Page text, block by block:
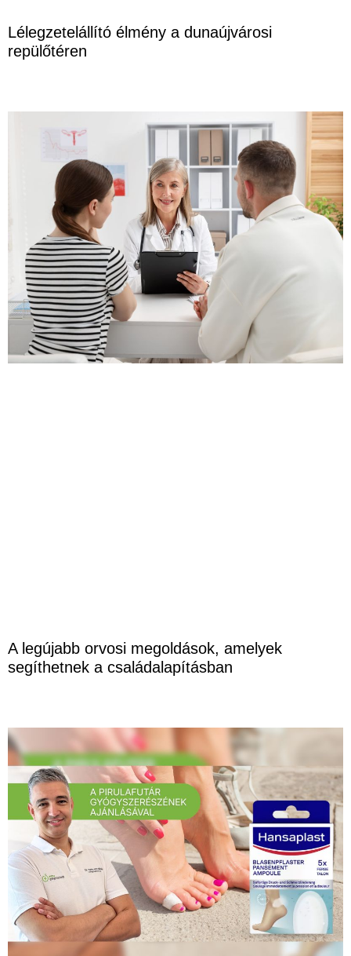
Lélegzetelállító élmény a dunaújvárosi
repülőtéren
A legújabb orvosi megoldások, amelyek
segíthetnek a családalapításban